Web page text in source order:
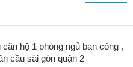
hộ 1 phòng ngủ ban công ,
cầu sài gòn quận 2